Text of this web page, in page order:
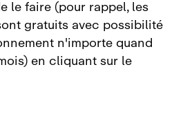
le faire (pour rappel, les
gratuits avec possibilité
n'importe quand
en cliquant sur le